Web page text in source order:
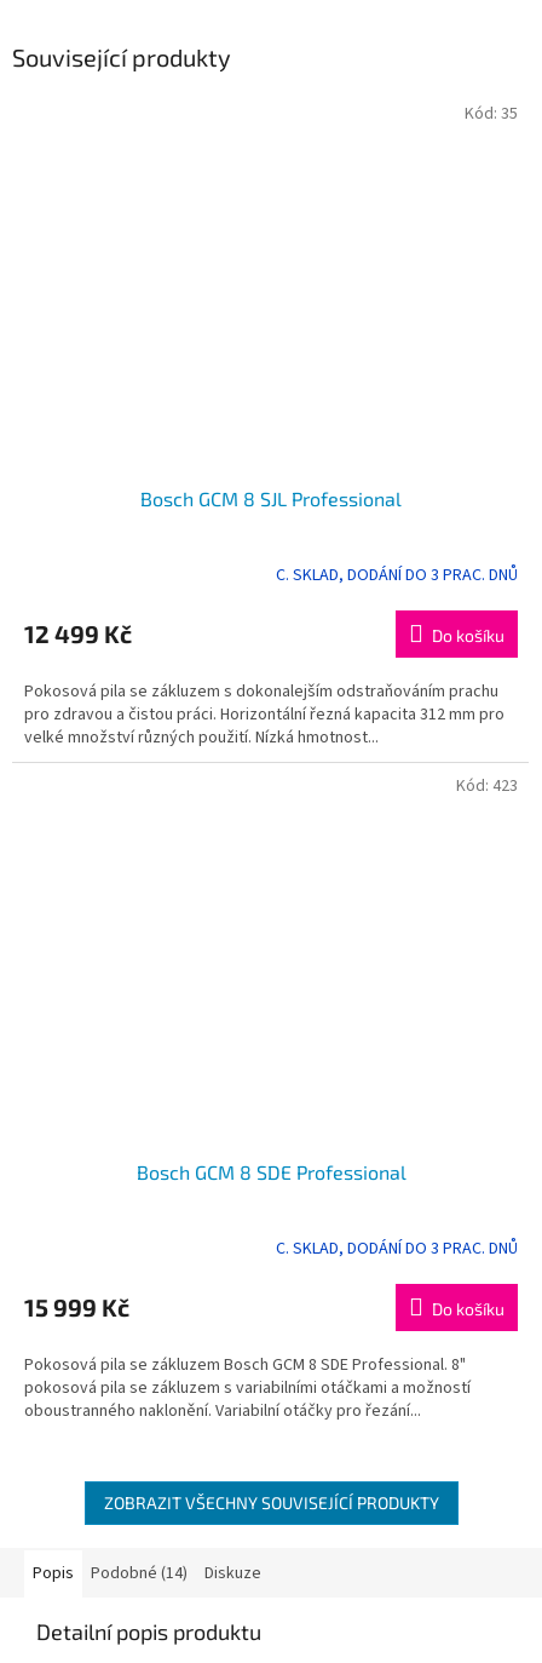
Související produkty
Bosch GCM 8 SJL Professional
C. SKLAD, DODÁNÍ DO 3 PRAC. DNŮ
12 499 Kč Do košíku
Pokosová pila se zákluzem s dokonalejším odstraňováním prachu
pro zdravou a čistou práci. Horizontální řezná kapacita 312 mm pro
velké množství různých použití. Nízká hmotnost...
Kód: 35
Bosch GCM 8 SDE Professional
C. SKLAD, DODÁNÍ DO 3 PRAC. DNŮ
15 999 Kč Do košíku
Pokosová pila se zákluzem Bosch GCM 8 SDE Professional. 8"
pokosová pila se zákluzem s variabilními otáčkami a možností
oboustranného naklonění. Variabilní otáčky pro řezání...
Kód: 423
ZOBRAZIT VŠECHNY SOUVISEJÍCÍ PRODUKTY
Popis Podobné (14) Diskuze
Detailní popis produktu